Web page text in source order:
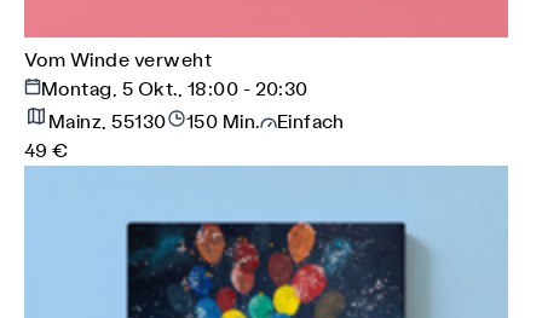
Vom Winde verweht
Montag, 5 Okt., 18:00 - 20:30
Mainz, 55130
150 Min.
Einfach
49 €